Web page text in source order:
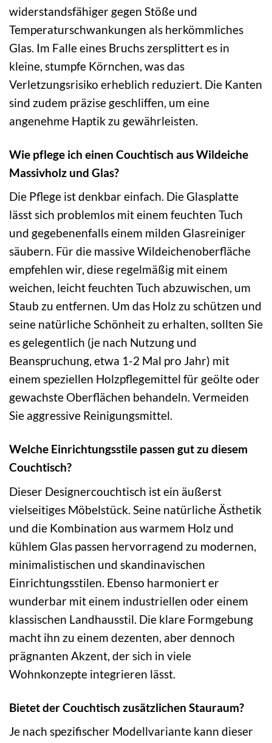
widerstandsfähiger gegen Stöße und
Temperaturschwankungen als herkömmliches
Glas. Im Falle eines Bruchs zersplittert es in
kleine, stumpfe Körnchen, was das
Verletzungsrisiko erheblich reduziert. Die Kanten
sind zudem präzise geschliffen, um eine
angenehme Haptik zu gewährleisten.
Wie pflege ich einen Couchtisch aus Wildeiche
Massivholz und Glas?
Die Pflege ist denkbar einfach. Die Glasplatte
lässt sich problemlos mit einem feuchten Tuch
und gegebenenfalls einem milden Glasreiniger
säubern. Für die massive Wildeichenoberfläche
empfehlen wir, diese regelmäßig mit einem
weichen, leicht feuchten Tuch abzuwischen, um
Staub zu entfernen. Um das Holz zu schützen und
seine natürliche Schönheit zu erhalten, sollten Sie
es gelegentlich (je nach Nutzung und
Beanspruchung, etwa 1-2 Mal pro Jahr) mit
einem speziellen Holzpflegemittel für geölte oder
gewachste Oberflächen behandeln. Vermeiden
Sie aggressive Reinigungsmittel.
Welche Einrichtungsstile passen gut zu diesem
Couchtisch?
Dieser Designercouchtisch ist ein äußerst
vielseitiges Möbelstück. Seine natürliche Ästhetik
und die Kombination aus warmem Holz und
kühlem Glas passen hervorragend zu modernen,
minimalistischen und skandinavischen
Einrichtungsstilen. Ebenso harmoniert er
wunderbar mit einem industriellen oder einem
klassischen Landhausstil. Die klare Formgebung
macht ihn zu einem dezenten, aber dennoch
prägnanten Akzent, der sich in viele
Wohnkonzepte integrieren lässt.
Bietet der Couchtisch zusätzlichen Stauraum?
Je nach spezifischer Modellvariante kann dieser